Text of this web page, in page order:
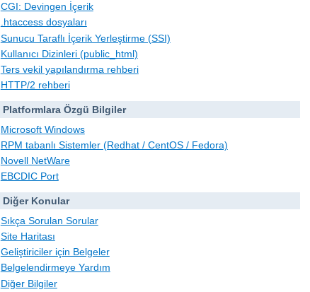
CGI: Devingen İçerik
.htaccess dosyaları
Sunucu Taraflı İçerik Yerleştirme (SSI)
Kullanıcı Dizinleri (public_html)
Ters vekil yapılandırma rehberi
HTTP/2 rehberi
Platformlara Özgü Bilgiler
Microsoft Windows
RPM tabanlı Sistemler (Redhat / CentOS / Fedora)
Novell NetWare
EBCDIC Port
Diğer Konular
Sıkça Sorulan Sorular
Site Haritası
Geliştiriciler için Belgeler
Belgelendirmeye Yardım
Diğer Bilgiler